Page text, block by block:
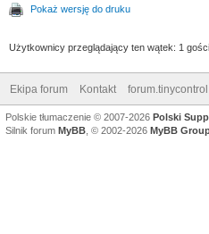
Pokaż wersję do druku
Użytkownicy przeglądający ten wątek: 1 gości
Ekipa forum Kontakt
Polskie tłumaczenie © 2007-2026 Polski
Silnik forum MyBB , © 2002-2026 MyBB